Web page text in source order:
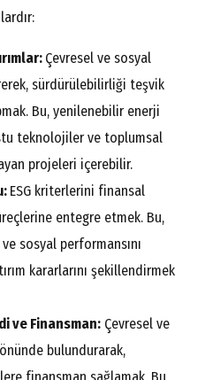
Çevresel ve sosyal
sürdürülebilirliği teşvik
Bu, yenilenebilir enerji
teknolojiler ve toplumsal
projeleri içerebilir.
ESG kriterlerini finansal
entegre etmek. Bu,
sosyal performansını
kararlarını şekillendirmek
ve Finansman: Çevresel ve
bulundurarak,